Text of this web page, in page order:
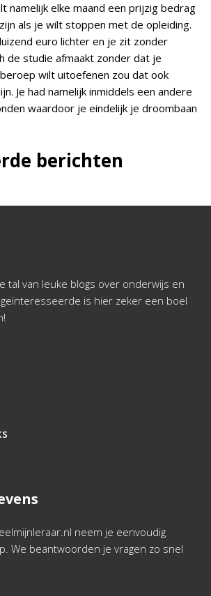
namelijk elke maand een prijzig bedrag
als je wilt stoppen met de opleiding.
euro lichter en je zit zonder
de studie afmaakt zonder dat je
wilt uitoefenen zou dat ook
Je had namelijk inmiddels een andere
waardoor je eindelijk je droombaan
berichten
tal van leuke blogs over onderwijs en
is hier zeker een boel
neem je eenvoudig
We beantwoorden je vragen zo snel